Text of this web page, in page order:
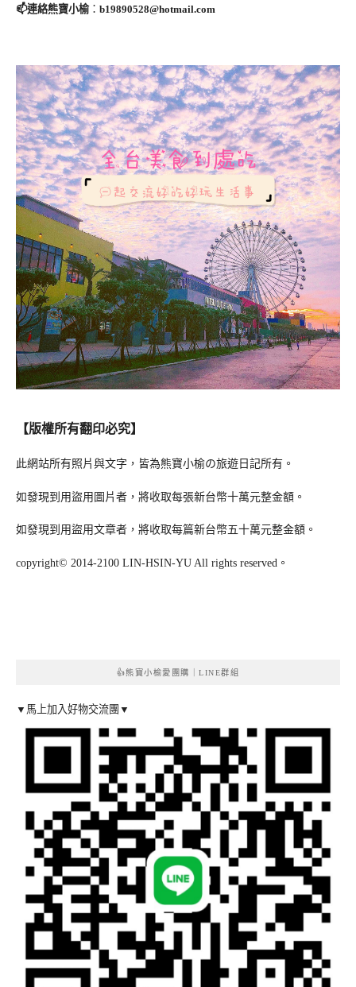
📫連絡熊寶小榆： b19890528@hotmail.com
【版權所有翻印必究】
此網站所有照片與文字，皆為熊寶小榆の旅遊日記所有。
如發現到用盜用圖片者，將收取每張新台幣十萬元整金額。
如發現到用盜用文章者，將收取每篇新台幣五十萬元整金額。
copyright© 2014-2100 LIN-HSIN-YU All rights reserved。
👍熊寶小榆愛團購｜LINE群組
▼馬上加入好物交流團▼